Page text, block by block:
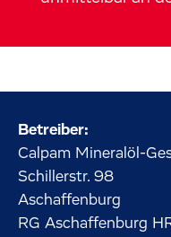
Betreiber:
Calpam Mineralöl-
Schillerstr. 98
Aschaffenburg
RG Aschaffenburg